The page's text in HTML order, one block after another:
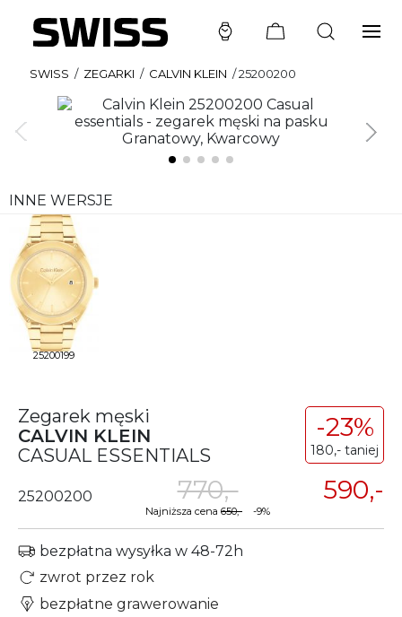
SWISS / ZEGARKI / CALVIN KLEIN /25200200
INNE WERSJE
25200199
Zegarek męski
CALVIN KLEIN
CASUAL ESSENTIALS
-23%
180,- taniej
25200200 590,-
770,-
Najniższa cena 650,- -9%
bezpłatna wysyłka w 48-72h
zwrot przez rok
bezpłatne grawerowanie